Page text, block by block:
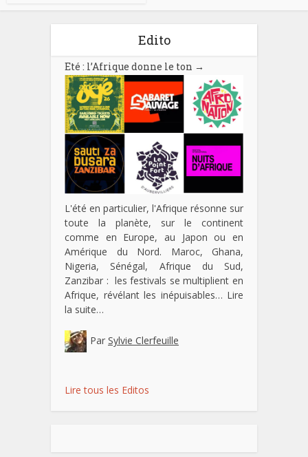
Edito
Eté : l’Afrique donne le ton →
L'été en particulier, l'Afrique résonne sur
toute la planète, sur le continent
comme en Europe, au Japon ou en
Amérique du Nord. Maroc, Ghana,
Nigeria, Sénégal, Afrique du Sud,
Zanzibar : les festivals se multiplient en
Afrique, révélant les inépuisables… Lire
la suite…
Par Sylvie Clerfeuille
Lire tous les Editos